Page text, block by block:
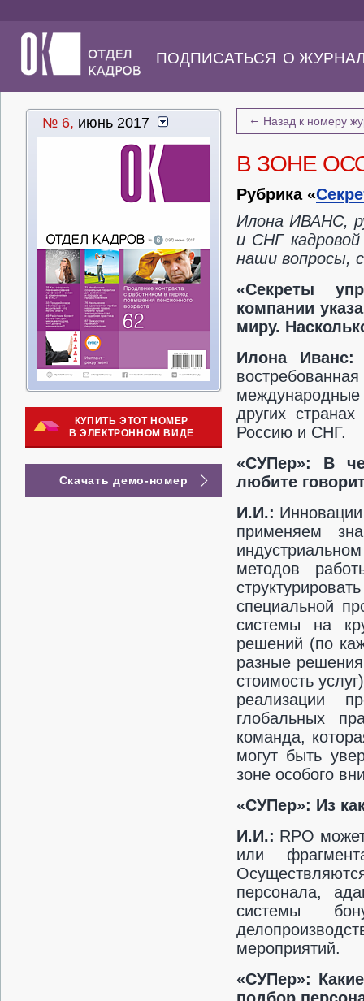
ПОДПИСАТЬСЯ О
№ 6, июнь 2017
КУПИТЬ ЭТОТ НОМЕР
В ЭЛЕКТРОННОМ ВИДЕ
Скачать демо-номер
← Назад к номеру
В ЗОНЕ
Рубрика «
Илона ИВАНС,
и СНГ
наши вопросы,
«Секреты
компании
миру.
Илона Иванс:
других
Россию и СНГ.
«СУПер»: В
любите
И.И.:
применяем
методов
специальной
системы на
решений (по
разные
стоимость
реализации
глобальных
команда,
могут быть
зоне особого
«СУПер»: Из
И.И.: RPO
или
персонала,
системы
мероприятий.
«СУПер»: